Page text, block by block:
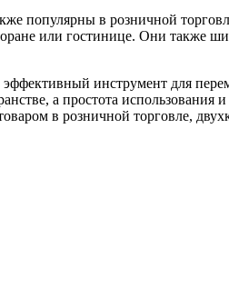
популярны в розничной
или гостинице. Они также
инструмент для
а простота
в розничной торговле,